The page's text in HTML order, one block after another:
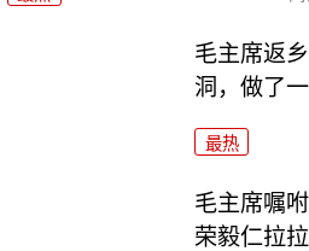
毛主席返
洞，做了
最热
毛主席嘱
荣毅仁拉